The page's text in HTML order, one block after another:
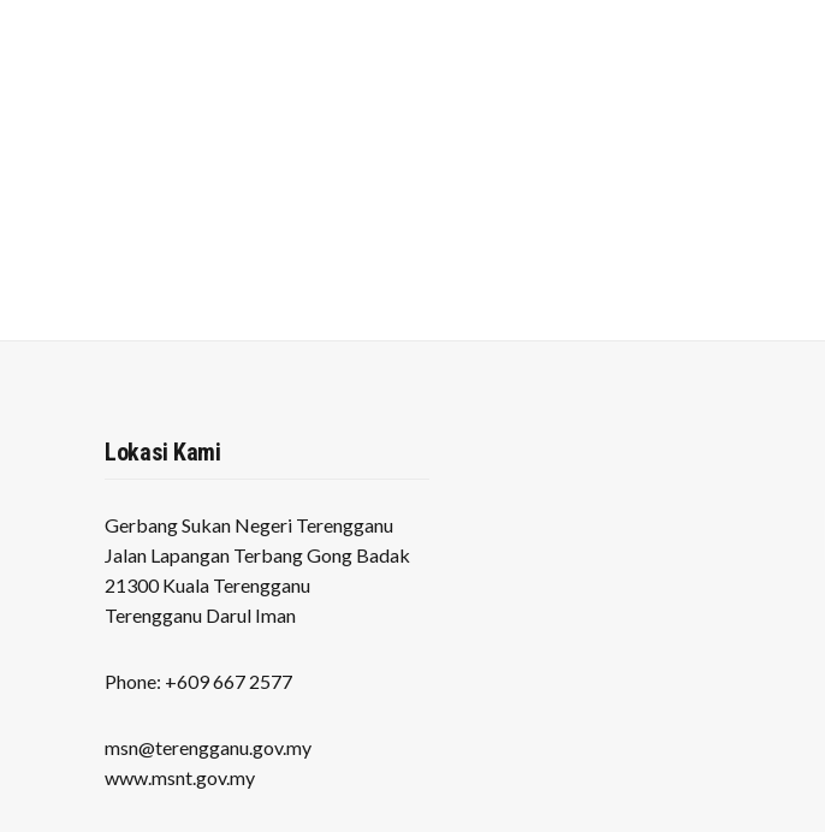
Lokasi Kami
Gerbang Sukan Negeri Terengganu
Jalan Lapangan Terbang Gong Badak
21300 Kuala Terengganu
Terengganu Darul Iman
Phone: +609 667 2577
msn@terengganu.gov.my
www.msnt.gov.my